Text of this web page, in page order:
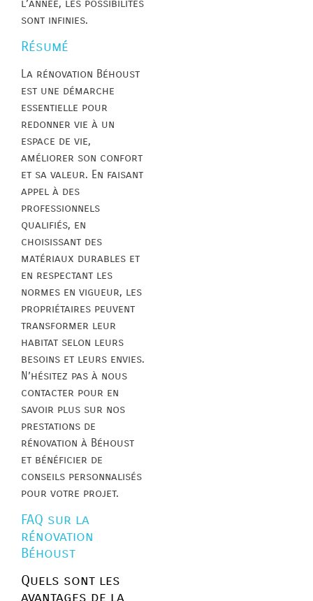
l’année, les possibilités
sont infinies.
Résumé
La rénovation Béhoust
est une démarche
essentielle pour
redonner vie à un
espace de vie,
améliorer son confort
et sa valeur. En faisant
appel à des
professionnels
qualifiés, en
choisissant des
matériaux durables et
en respectant les
normes en vigueur, les
propriétaires peuvent
transformer leur
habitat selon leurs
besoins et leurs envies.
N’hésitez pas à nous
contacter pour en
savoir plus sur nos
prestations de
rénovation à Béhoust
et bénéficier de
conseils personnalisés
pour votre projet.
FAQ sur la
rénovation
Béhoust
Quels sont les
avantages de la